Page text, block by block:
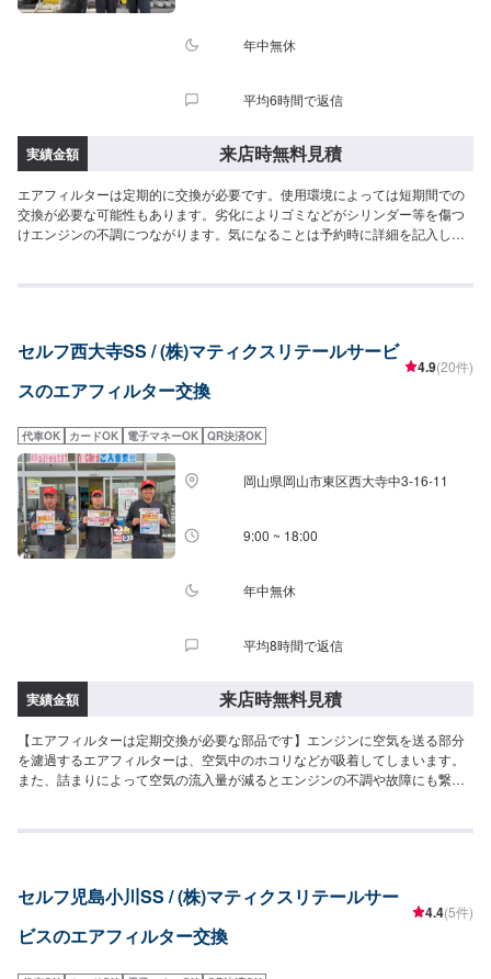
年中無休
平均6時間で返信
実績金額 来店時無料見積
エアフィルターは定期的に交換が必要です。使用環境によっては短期間での
交換が必要な可能性もあります。劣化によりゴミなどがシリンダー等を傷つ
けエンジンの不調につながります。気になることは予約時に詳細を記入して
セルフ西大寺SS / (株)マティクスリテールサービ
スのエアフィルター交換
4.9(20件)
代車OK カードOK 電子マネーOK QR決済OK
岡山県岡山市東区西大寺中3-16-11
9:00 ~ 18:00
年中無休
平均8時間で返信
実績金額 来店時無料見積
【エアフィルターは定期交換が必要な部品です】エンジンに空気を送る部分
を濾過するエアフィルターは、空気中のホコリなどが吸着してしまいます。
また、詰まりによって空気の流入量が減るとエンジンの不調や故障にも繋が
になります】・燃費の悪化・加速力の低下・アイドリング不調など
セルフ児島小川SS / (株)マティクスリテールサー
ビスのエアフィルター交換
4.4(5件)